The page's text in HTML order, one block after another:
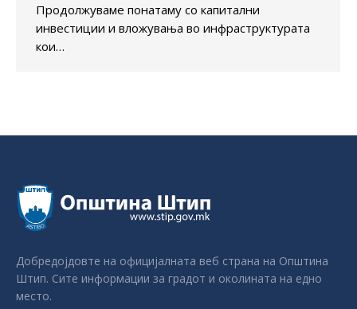
Продолжуваме понатаму со капитални
инвестиции и вложувања во инфраструктурата
кои…
Добредојдовте на официјалната веб страна на Општина
Штип. Сите информации за градот и околината на едно
место.